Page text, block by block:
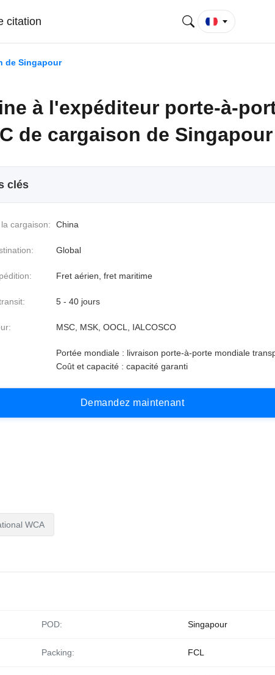
citation
de Singapour
à l'expéditeur porte-à-
de cargaison de Singapour
clés
cargaison: China
Global
Fret aérien, fret maritime
5 - 40 jours
MSC, MSK, OOCL, IALCOSCO
Portée mondiale : livraison porte-à-porte mondiale
Coût et capacité : capacité garanti
Demandez maintenant
WCA
POD: Singapour
Packing: FCL